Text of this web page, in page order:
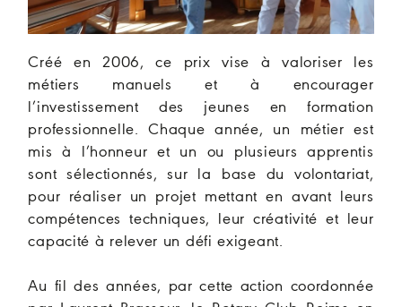
Créé en 2006, ce prix vise à valoriser les
métiers manuels et à encourager
l’investissement des jeunes en formation
professionnelle. Chaque année, un métier est
mis à l’honneur et un ou plusieurs apprentis
sont sélectionnés, sur la base du volontariat,
pour réaliser un projet mettant en avant leurs
compétences techniques, leur créativité et leur
capacité à relever un défi exigeant.
Au fil des années, par cette action coordonnée